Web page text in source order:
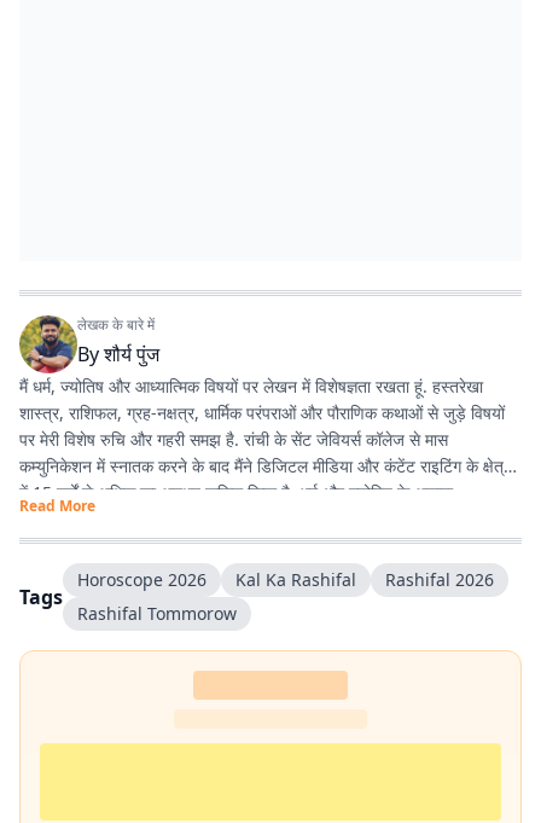
लेखक के बारे में
Byशौर्य पुंज
मैं धर्म, ज्योतिष और आध्यात्मिक विषयों पर लेखन में विशेषज्ञता रखता हूं. हस्तरेखा
शास्त्र, राशिफल, ग्रह-नक्षत्र, धार्मिक परंपराओं और पौराणिक कथाओं से जुड़े विषयों
पर मेरी विशेष रुचि और गहरी समझ है. रांची के सेंट जेवियर्स कॉलेज से मास
कम्युनिकेशन में स्नातक करने के बाद मैंने डिजिटल मीडिया और कंटेंट राइटिंग के क्षेत्र
में 15 वर्षों से अधिक का अनुभव हासिल किया है. धर्म और ज्योतिष के अलावा
एंटरटेनमेंट, लाइफस्टाइल और शिक्षा जैसे विषयों पर भी लगातार लेखन करता रहा हूं.
मेरी कोशिश रहती है कि जटिल विषयों को आसान, रोचक और भरोसेमंद तरीके से पाठकों
तक पहुंचाया जाए.
Read More
Tags
Horoscope 2026 Kal Ka Rashifal
Rashifal 2026
Rashifal Tommorow